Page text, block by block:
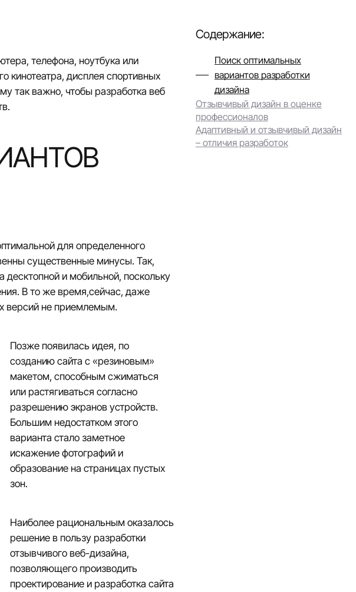
телефона, ноутбука или
кинотеатра, дисплея спортивных
так важно, чтобы разработка веб
для определенного
существенные минусы. Так,
и мобильной, поскольку
В то же время,сейчас, даже
версий не приемлемым.
Позже появилась идея, по
созданию сайта с «резиновым»
макетом, способным сжиматься
или растягиваться согласно
разрешению экранов устройств.
Большим недостатком этого
варианта стало заметное
искажение фотографий и
образование на страницах пустых
зон.
Наиболее рациональным оказалось
решение в пользу разработки
отзывчивого веб-дизайна,
позволяющего производить
проектирование и разработка сайта
Содержание:
Поиск оптимальных
вариантов разработки
дизайна
Отзывчивый дизайн в оценке
профессионалов
Адаптивный и отзывчивый дизайн
– отличия разработок